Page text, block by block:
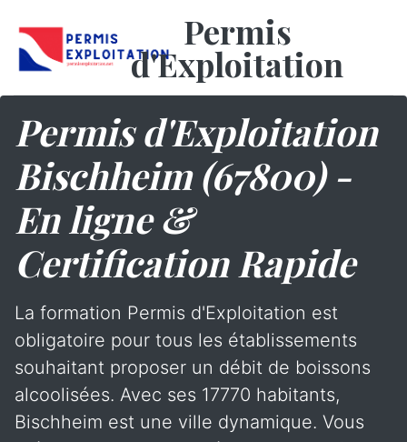
Permis
d'Exploitation
Permis d'Exploitation
Bischheim (67800) -
En ligne &
Certification Rapide
La formation Permis d'Exploitation est
obligatoire pour tous les établissements
souhaitant proposer un débit de boissons
alcoolisées. Avec ses 17770 habitants,
Bischheim est une ville dynamique. Vous